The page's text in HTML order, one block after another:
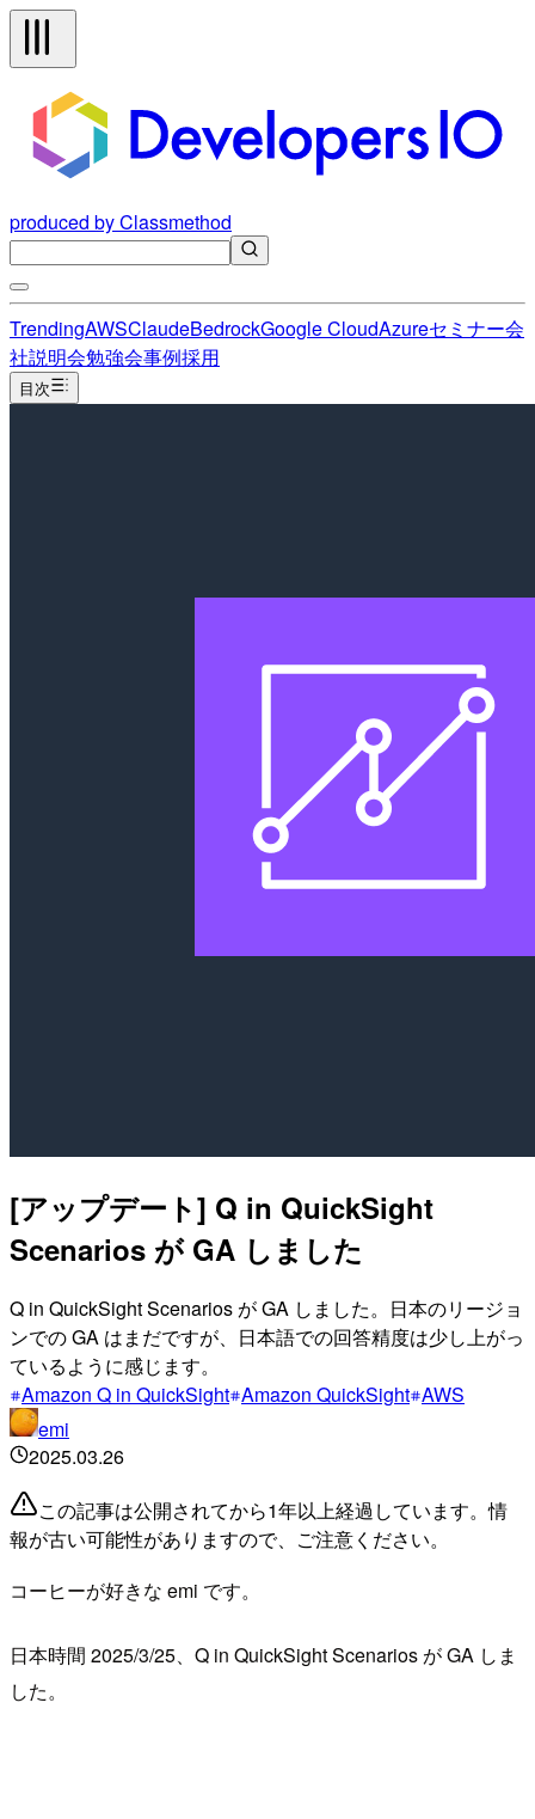
produced by Classmethod
TrendingAWSClaudeBedrockGoogle CloudAzureセミナー会
社説明会勉強会事例採用
目次
[アップデート] Q in QuickSight
Scenarios が GA しました
Q in QuickSight Scenarios が GA しました。日本のリージョ
ンでの GA はまだですが、日本語での回答精度は少し上がっ
ているように感じます。
Amazon Q in QuickSight Amazon QuickSight AWS
emi
2025.03.26
この記事は公開されてから1年以上経過しています。情
報が古い可能性がありますので、ご注意ください。
コーヒーが好きな emi です。
日本時間 2025/3/25、Q in QuickSight Scenarios が GA しま
した。